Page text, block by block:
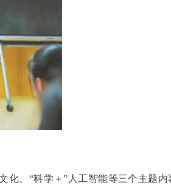
、“科学＋”人工智能等三个主题内